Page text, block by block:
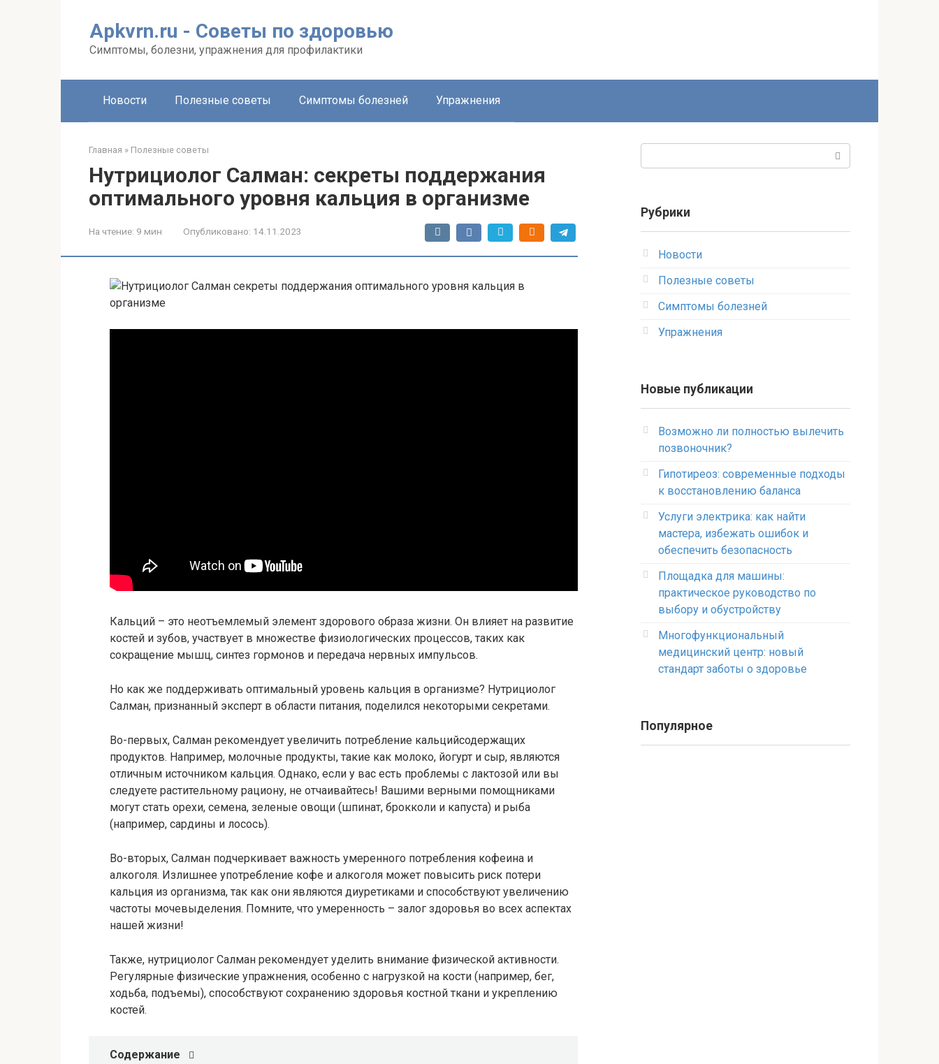
Apkvrn.ru - Советы по здоровью
Симптомы, болезни, упражнения для профилактики
Новости Полезные советы Симптомы болезней Упражнения
Главная » Полезные советы
Нутрициолог Салман: секреты поддержания
оптимального уровня кальция в организме
На чтение: 9 мин Опубликовано: 14.11.2023
Кальций – это неотъемлемый элемент здорового образа жизни. Он влияет на развитие
костей и зубов, участвует в множестве физиологических процессов, таких как
сокращение мышц, синтез гормонов и передача нервных импульсов.
Но как же поддерживать оптимальный уровень кальция в организме? Нутрициолог
Салман, признанный эксперт в области питания, поделился некоторыми секретами.
Во-первых, Салман рекомендует увеличить потребление кальцийсодержащих
продуктов. Например, молочные продукты, такие как молоко, йогурт и сыр, являются
отличным источником кальция. Однако, если у вас есть проблемы с лактозой или вы
следуете растительному рациону, не отчаивайтесь! Вашими верными помощниками
могут стать орехи, семена, зеленые овощи (шпинат, брокколи и капуста) и рыба
(например, сардины и лосось).
Во-вторых, Салман подчеркивает важность умеренного потребления кофеина и
алкоголя. Излишнее употребление кофе и алкоголя может повысить риск потери
кальция из организма, так как они являются диуретиками и способствуют увеличению
частоты мочевыделения. Помните, что умеренность – залог здоровья во всех аспектах
нашей жизни!
Также, нутрициолог Салман рекомендует уделить внимание физической активности.
Регулярные физические упражнения, особенно с нагрузкой на кости (например, бег,
ходьба, подъемы), способствуют сохранению здоровья костной ткани и укреплению
костей.
Содержание
Рубрики
Новости
Полезные советы
Симптомы болезней
Упражнения
Новые публикации
Возможно ли полностью вылечить
позвоночник?
Гипотиреоз: современные подходы
к восстановлению баланса
Услуги электрика: как найти
мастера, избежать ошибок и
обеспечить безопасность
Площадка для машины:
практическое руководство по
выбору и обустройству
Многофункциональный
медицинский центр: новый
стандарт заботы о здоровье
Популярное